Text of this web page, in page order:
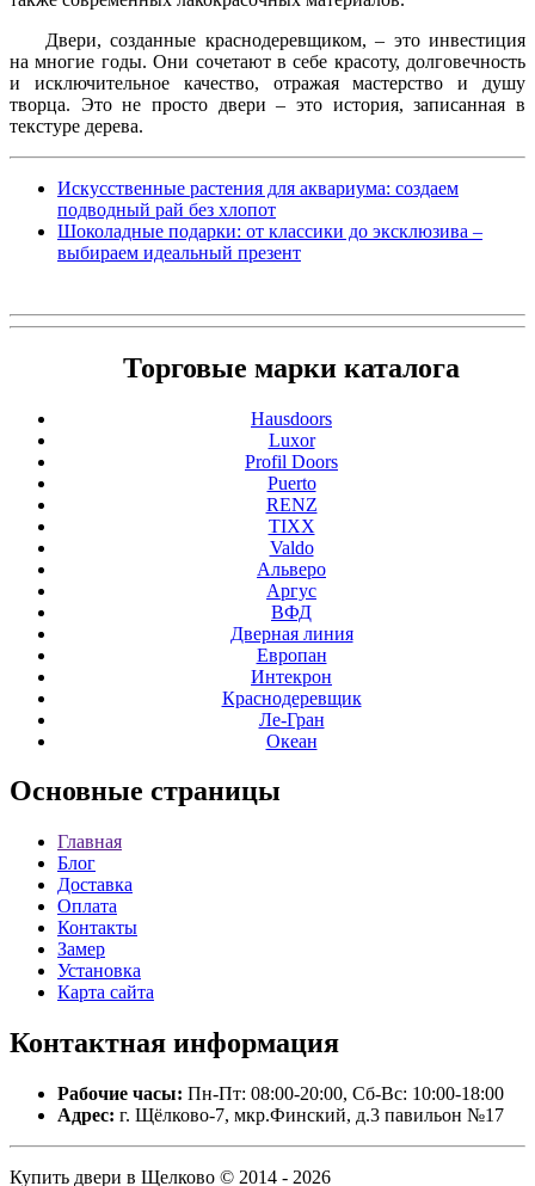
Двери, созданные краснодеревщиком, – это инвестиция
на многие годы. Они сочетают в себе красоту, долговечность
и исключительное качество, отражая мастерство и душу
творца. Это не просто двери – это история, записанная в
текстуре дерева.
Искусственные растения для аквариума: создаем
подводный рай без хлопот
Шоколадные подарки: от классики до эксклюзива –
выбираем идеальный презент
Торговые марки каталога
Hausdoors
Luxor
Profil Doors
Puerto
RENZ
TIXX
Valdo
Альверо
Аргус
ВФД
Дверная линия
Европан
Интекрон
Краснодеревщик
Ле-Гран
Океан
Основные страницы
Главная
Блог
Доставка
Оплата
Контакты
Замер
Установка
Карта сайта
Контактная информация
Рабочие часы: Пн-Пт: 08:00-20:00, Сб-Вс: 10:00-18:00
Адрес: г. Щёлково-7, мкр.Финский, д.3 павильон №17
Купить двери в Щелково © 2014 - 2026